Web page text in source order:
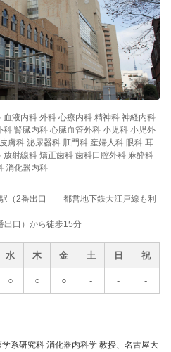
液内科 外科 心療内科 精神科 神経内科
腎臓内科 心臓血管外科 小児科 小児外
膚科 泌尿器科 肛門科 産婦人科 眼科 耳
射線科 矯正歯科 歯科口腔外科 麻酔科
消化器内科
駅（2番出口 都営地下鉄大江戸線も利
出口）から徒歩15分
水 木 金 土 日 祝
○ ○ ○ - - -
系研究科 消化器内科学 教授、名古屋大